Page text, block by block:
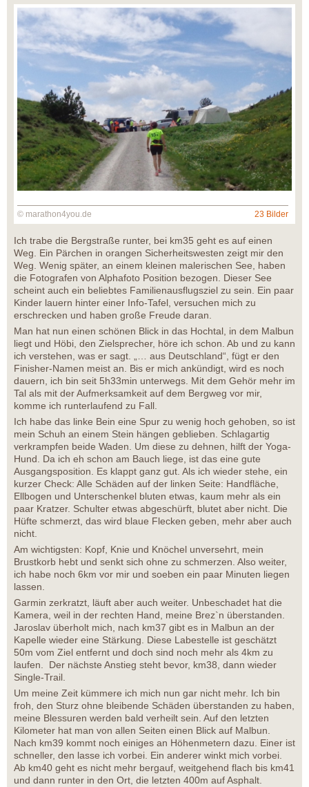
© marathon4you.de 23 Bilder
Ich trabe die Bergstraße runter, bei km35 geht es auf einen
Weg. Ein Pärchen in orangen Sicherheitswesten zeigt mir den
Weg. Wenig später, an einem kleinen malerischen See, haben
die Fotografen von Alphafoto Position bezogen. Dieser See
scheint auch ein beliebtes Familienausflugsziel zu sein. Ein paar
Kinder lauern hinter einer Info-Tafel, versuchen mich zu
erschrecken und haben große Freude daran.
Man hat nun einen schönen Blick in das Hochtal, in dem Malbun
liegt und Höbi, den Zielsprecher, höre ich schon. Ab und zu kann
ich verstehen, was er sagt. „… aus Deutschland“, fügt er den
Finisher-Namen meist an. Bis er mich ankündigt, wird es noch
dauern, ich bin seit 5h33min unterwegs. Mit dem Gehör mehr im
Tal als mit der Aufmerksamkeit auf dem Bergweg vor mir,
komme ich runterlaufend zu Fall.
Ich habe das linke Bein eine Spur zu wenig hoch gehoben, so ist
mein Schuh an einem Stein hängen geblieben. Schlagartig
verkrampfen beide Waden. Um diese zu dehnen, hilft der Yoga-
Hund. Da ich eh schon am Bauch liege, ist das eine gute
Ausgangsposition. Es klappt ganz gut. Als ich wieder stehe, ein
kurzer Check: Alle Schäden auf der linken Seite: Handfläche,
Ellbogen und Unterschenkel bluten etwas, kaum mehr als ein
paar Kratzer. Schulter etwas abgeschürft, blutet aber nicht. Die
Hüfte schmerzt, das wird blaue Flecken geben, mehr aber auch
nicht.
Am wichtigsten: Kopf, Knie und Knöchel unversehrt, mein
Brustkorb hebt und senkt sich ohne zu schmerzen. Also weiter,
ich habe noch 6km vor mir und soeben ein paar Minuten liegen
lassen.
Garmin zerkratzt, läuft aber auch weiter. Unbeschadet hat die
Kamera, weil in der rechten Hand, meine Brez`n überstanden.
Jaroslav überholt mich, nach km37 gibt es in Malbun an der
Kapelle wieder eine Stärkung. Diese Labestelle ist geschätzt
50m vom Ziel entfernt und doch sind noch mehr als 4km zu
laufen. Der nächste Anstieg steht bevor, km38, dann wieder
Single-Trail.
Um meine Zeit kümmere ich mich nun gar nicht mehr. Ich bin
froh, den Sturz ohne bleibende Schäden überstanden zu haben,
meine Blessuren werden bald verheilt sein. Auf den letzten
Kilometer hat man von allen Seiten einen Blick auf Malbun.
Nach km39 kommt noch einiges an Höhenmetern dazu. Einer ist
schneller, den lasse ich vorbei. Ein anderer winkt mich vorbei.
Ab km40 geht es nicht mehr bergauf, weitgehend flach bis km41
und dann runter in den Ort, die letzten 400m auf Asphalt.